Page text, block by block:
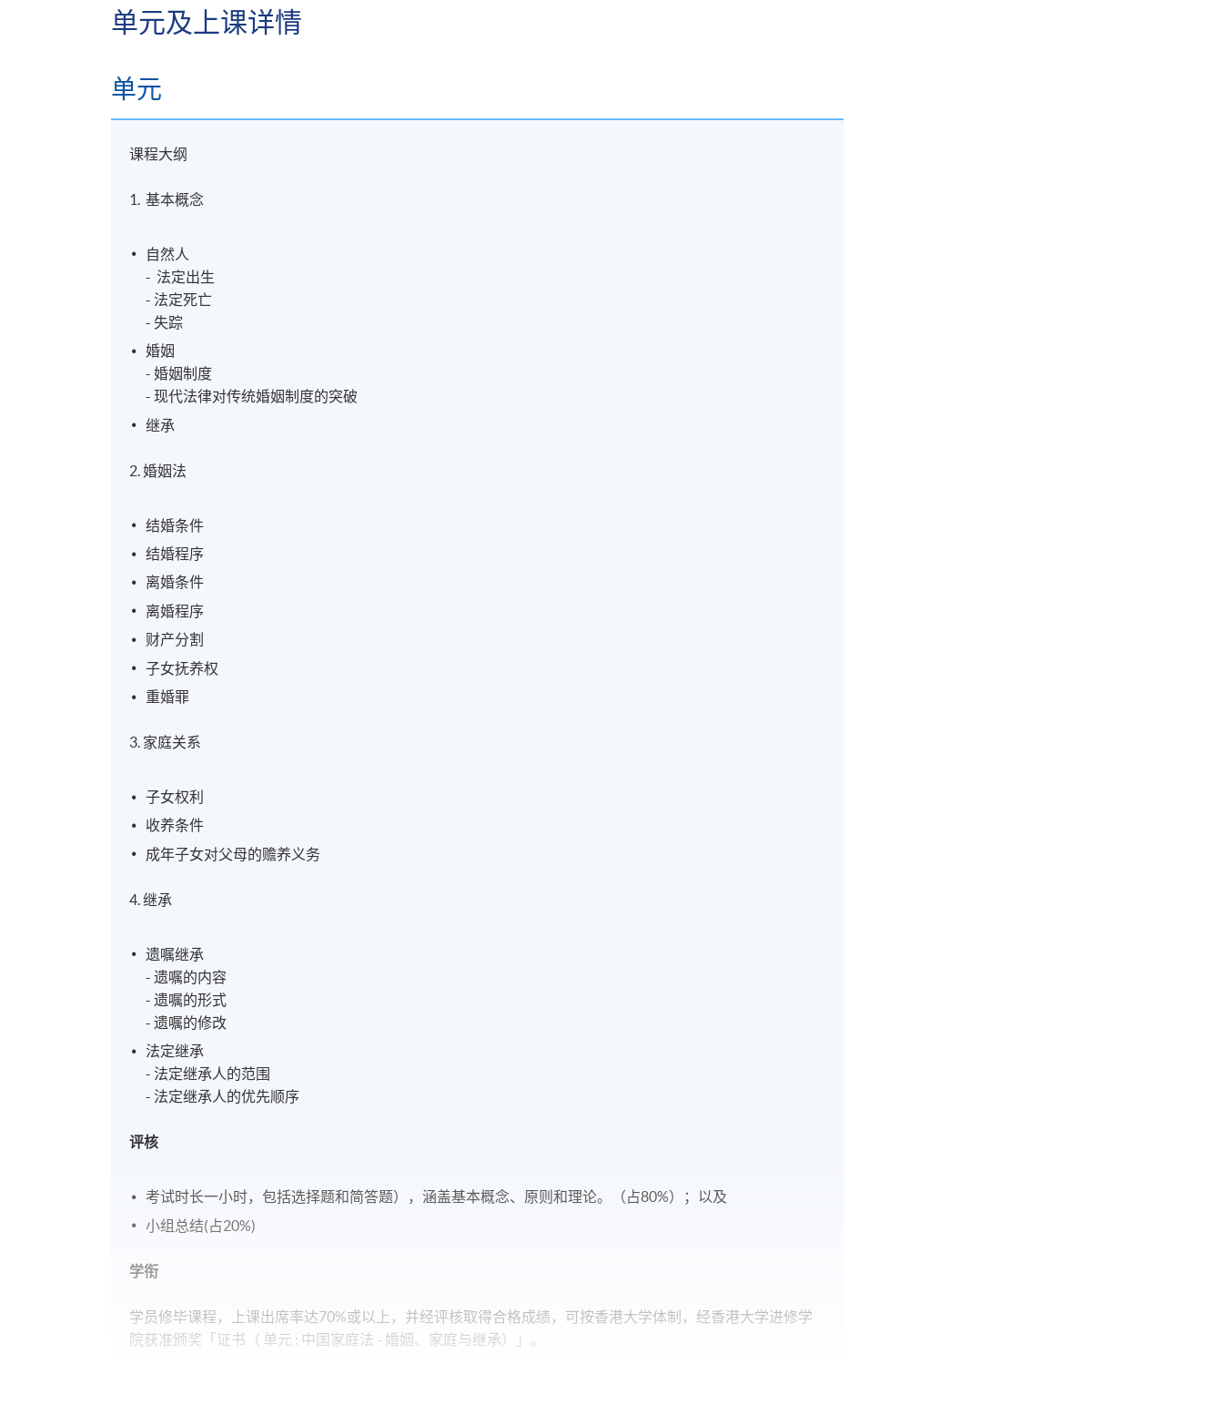
单元及上课详情
单元
课程大纲
1. 基本概念
自然人
- 法定出生
- 法定死亡
- 失踪
婚姻
- 婚姻制度
- 现代法律对传统婚姻制度的突破
继承
2. 婚姻法
结婚条件
结婚程序
离婚条件
离婚程序
财产分割
子女抚养权
重婚罪
3. 家庭关系
子女权利
收养条件
成年子女对父母的赡养义务
4. 继承
遗嘱继承
- 遗嘱的内容
- 遗嘱的形式
- 遗嘱的修改
法定继承
- 法定继承人的范围
- 法定继承人的优先顺序
评核
考试时长一小时，包括选择题和简答题），涵盖基本概念、原则和理论。（占80%）；以及
小组总结(占20%)
学衔
学员修毕课程，上课出席率达70%或以上，并经评核取得合格成绩，可按香港大学体制，经香港大学进修学
院获准颁奖「证书（ 单元 : 中国家庭法 - 婚姻、家庭与继承）」。